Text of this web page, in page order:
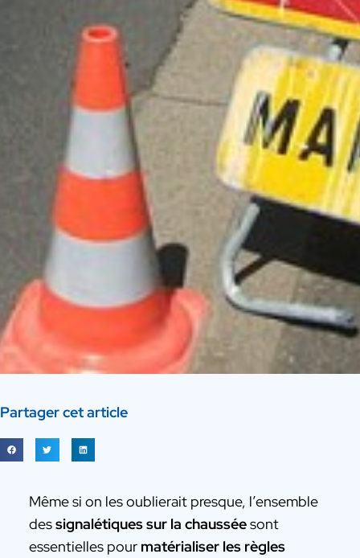
Partager cet article
Même si on les oublierait presque, l’ensemble
dessignalétiques sur la chausséesont
essentielles pour matérialiser les règles